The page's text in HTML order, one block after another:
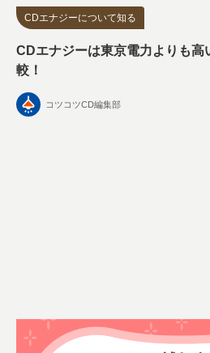
CDエナジーについて知る
CDエナジーは東京電力よりも高
較！
コツコツCD編集部